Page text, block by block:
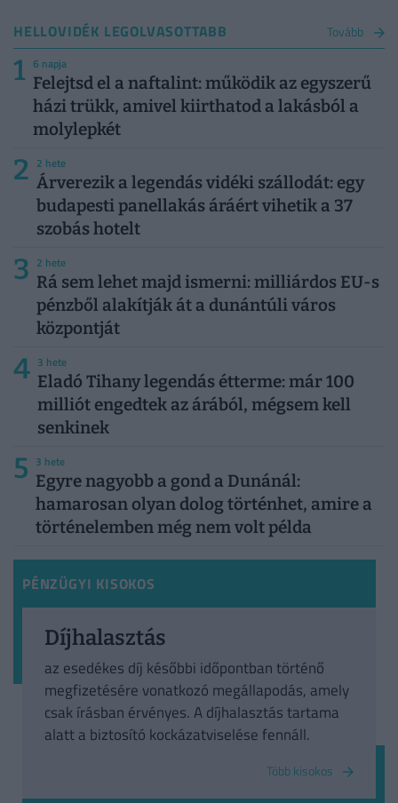
HELLOVIDÉK LEGOLVASOTTABB Tovább
1 6 napja
Felejtsd el a naftalint: működik az egyszerű
házi trükk, amivel kiirthatod a lakásból a
molylepkét
2 2 hete
Árverezik a legendás vidéki szállodát: egy
budapesti panellakás áráért vihetik a 37
szobás hotelt
3 2 hete
Rá sem lehet majd ismerni: milliárdos EU-s
pénzből alakítják át a dunántúli város
központját
4 3 hete
Eladó Tihany legendás étterme: már 100
milliót engedtek az árából, mégsem kell
senkinek
5 3 hete
Egyre nagyobb a gond a Dunánál:
hamarosan olyan dolog történhet, amire a
történelemben még nem volt példa
PÉNZÜGYI KISOKOS
Díjhalasztás
az esedékes díj későbbi időpontban történő
megfizetésére vonatkozó megállapodás, amely
csak írásban érvényes. A díjhalasztás tartama
alatt a biztosító kockázatviselése fennáll.
Több kisokos